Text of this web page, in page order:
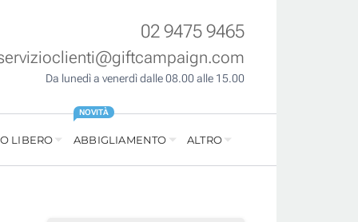
02 9475 9465
Da lunedì a venerdì dalle 08.00 alle 15.00
LIBERO ABBIGLIAMENTO
NOVITÀ
ALTRO